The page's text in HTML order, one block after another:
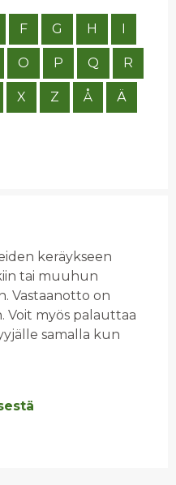
F G H I
O P Q R
X Z Å Ä
keräykseen
tai muuhun
Vastaanotto on
myös palauttaa
samalla kun